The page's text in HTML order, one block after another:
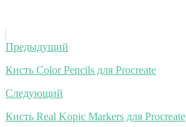
Навигация
по
записям
Предыдущий
Кисть Color Pencils для Procreate
Следующий
Кисть Real Kopic Markers для Procreate